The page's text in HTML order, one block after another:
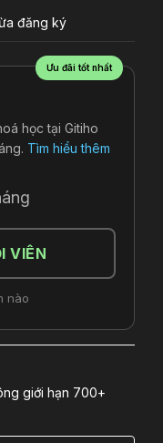
đăng ký
Ưu đãi tốt nhất
học tại Gitiho
Tìm hiểu thêm
VIÊN
nào
giới hạn 700+